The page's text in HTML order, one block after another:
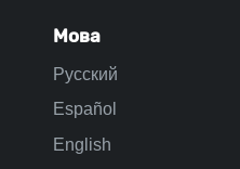
Мова
Русский
Español
English